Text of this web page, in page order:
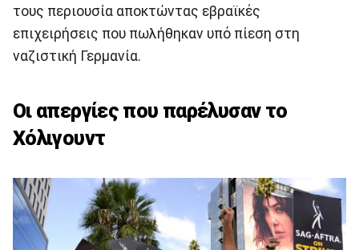
τους περιουσία αποκτώντας εβραϊκές
επιχειρήσεις που πωλήθηκαν υπό πίεση στη
ναζιστική Γερμανία.
Οι απεργίες που παρέλυσαν το
Χόλιγουντ